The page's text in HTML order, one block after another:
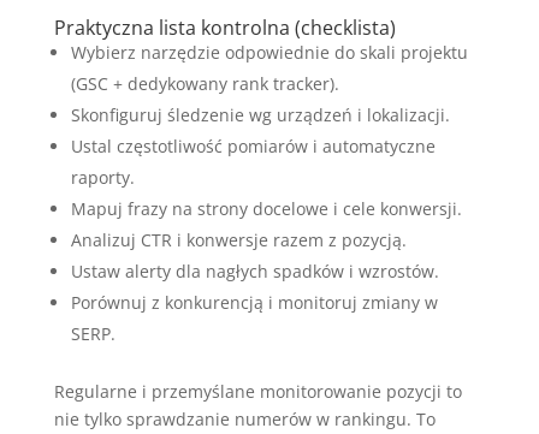
Praktyczna lista kontrolna (checklista)
Wybierz narzędzie odpowiednie do skali projektu
(GSC + dedykowany rank tracker).
Skonfiguruj śledzenie wg urządzeń i lokalizacji.
Ustal częstotliwość pomiarów i automatyczne
raporty.
Mapuj frazy na strony docelowe i cele konwersji.
Analizuj CTR i konwersje razem z pozycją.
Ustaw alerty dla nagłych spadków i wzrostów.
Porównuj z konkurencją i monitoruj zmiany w
SERP.
Regularne i przemyślane monitorowanie pozycji to
nie tylko sprawdzanie numerów w rankingu. To